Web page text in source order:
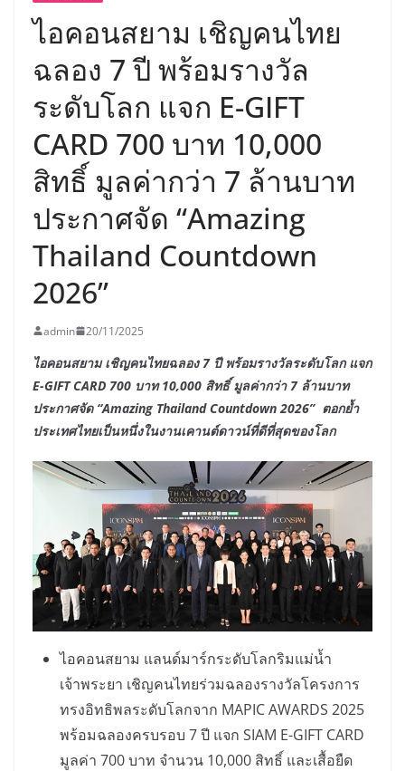
ไอคอนสยาม เชิญคนไทย
ฉลอง 7 ปี พร้อมรางวัล
ระดับโลก แจก E-GIFT
CARD 700 บาท 10,000
สิทธิ์ มูลค่ากว่า 7 ล้านบาท
ประกาศจัด “Amazing
Thailand Countdown
2026”
admin 20/11/2025
ไอคอนสยาม เชิญคนไทยฉลอง 7 ปี พร้อมรางวัลระดับโลก แจก
E-GIFT CARD 700 บาท 10,000 สิทธิ์ มูลค่ากว่า 7 ล้านบาท
ประกาศจัด “Amazing Thailand Countdown 2026” ตอกย้ำ
ประเทศไทยเป็นหนึ่งในงานเคานต์ดาวน์ที่ดีที่สุดของโลก
ไอคอนสยาม แลนด์มาร์กระดับโลกริมแม่น้ำ
เจ้าพระยา เชิญคนไทยร่วมฉลองรางวัลโครงการ
ทรงอิทธิพลระดับโลกจาก MAPIC AWARDS 2025
พร้อมฉลองครบรอบ 7 ปี แจก SIAM E-GIFT CARD
มูลค่า 700 บาท จำนวน 10,000 สิทธิ์ และเสื้อยืด